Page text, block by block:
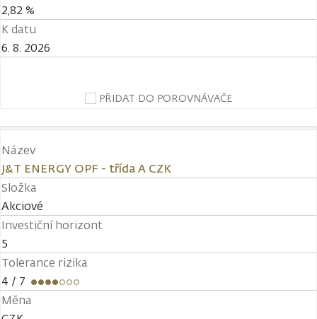
2,82 %
K datu
6. 8. 2026
PŘIDAT DO POROVNÁVAČE
Název
J&T ENERGY OPF - třída A CZK
Složka
Akciové
Investiční horizont
5
Tolerance rizika
4 / 7
Měna